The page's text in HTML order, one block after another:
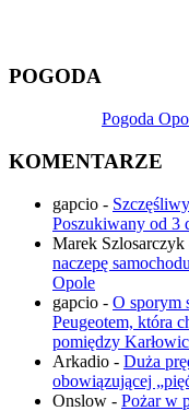
POGODA
Pogoda
KOMENTARZE
gapcio -
Poszukiwany od 3
Marek Szlosarczyk
naczepę
Opole
gapcio - O sporym
Peugeotem, która
pomiędzy
Arkadio - Duża
obowiązującej
Onslow - Pożar w